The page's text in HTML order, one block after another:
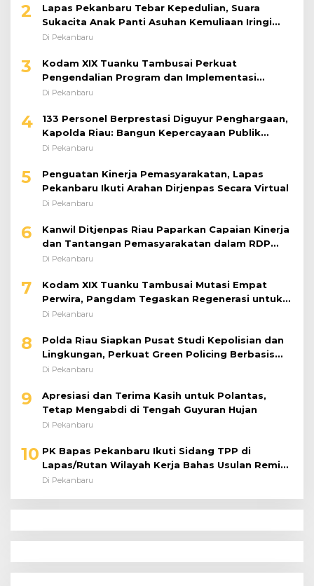
2
Lapas Pekanbaru Tebar Kepedulian, Suara
Sukacita Anak Panti Asuhan Kemuliaan Iringi
Bantuan Sosial
Di Pekanbaru
3
Kodam XIX Tuanku Tambusai Perkuat
Pengendalian Program dan Implementasi
Doktrin TNI AD
Di Pekanbaru
4
133 Personel Berprestasi Diguyur Penghargaan,
Kapolda Riau: Bangun Kepercayaan Publik
dengan Karya Nyata
Di Pekanbaru
5
Penguatan Kinerja Pemasyarakatan, Lapas
Pekanbaru Ikuti Arahan Dirjenpas Secara Virtual
Di Pekanbaru
6
Kanwil Ditjenpas Riau Paparkan Capaian Kinerja
dan Tantangan Pemasyarakatan dalam RDP
Bersama Komisi XIII DPR RI
Di Pekanbaru
7
Kodam XIX Tuanku Tambusai Mutasi Empat
Perwira, Pangdam Tegaskan Regenerasi untuk
Perkuat Kinerja Satuan
Di Pekanbaru
8
Polda Riau Siapkan Pusat Studi Kepolisian dan
Lingkungan, Perkuat Green Policing Berbasis
Riset
Di Pekanbaru
9
Apresiasi dan Terima Kasih untuk Polantas,
Tetap Mengabdi di Tengah Guyuran Hujan
Di Pekanbaru
10 PK Bapas Pekanbaru Ikuti Sidang TPP di
Lapas/Rutan Wilayah Kerja Bahas Usulan Remisi
Umum Jelang Hari Kemerdekaan
Di Pekanbaru